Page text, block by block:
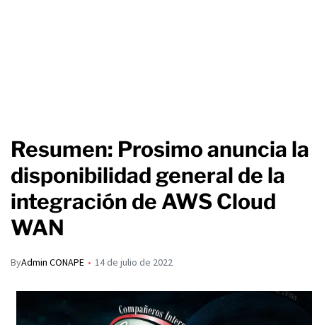
Resumen: Prosimo anuncia la
disponibilidad general de la
integración de AWS Cloud
WAN
ByAdmin CONAPE 14 de julio de 2022